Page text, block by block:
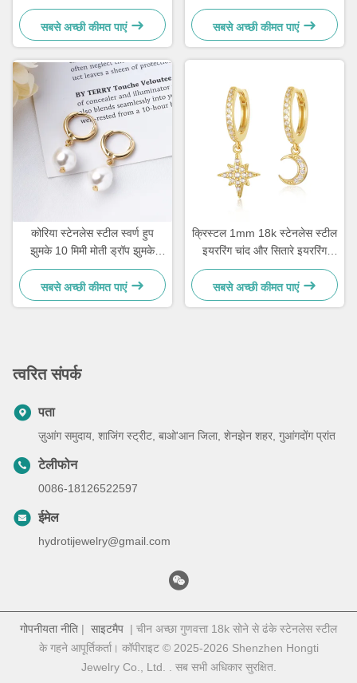
आकार के झुमके
सबसे अच्छी कीमत पाएं
वाली महिलाओं के लिए हुप बालियां
सबसे अच्छी कीमत पाएं
कोरिया स्टेनलेस स्टील स्वर्ण हुप
झुमके 10 मिमी मोती ड्रॉप झुमके
महिलाओं के लिए
सबसे अच्छी कीमत पाएं
क्रिस्टल 1mm 18k स्टेनलेस स्टील
इयररिंग चांद और सितारे इयररिंग
लटकन
सबसे अच्छी कीमत पाएं
त्वरित संपर्क
पता
ज़ुआंग समुदाय, शाजिंग स्ट्रीट, बाओ'आन जिला, शेनझेन शहर, गुआंगदोंग प्रांत
टेलीफोन
0086-18126522597
ईमेल
hydrotijewelry@gmail.com
गोपनीयता नीति | साइटमैप | चीन अच्छा गुणवत्ता 18k सोने से ढंके स्टेनलेस स्टील
के गहने आपूर्तिकर्ता। कॉपीराइट © 2025-2026 Shenzhen Hongti
Jewelry Co., Ltd. . सब सभी अधिकार सुरक्षित.